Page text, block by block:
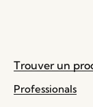
Trouver un
Professionals